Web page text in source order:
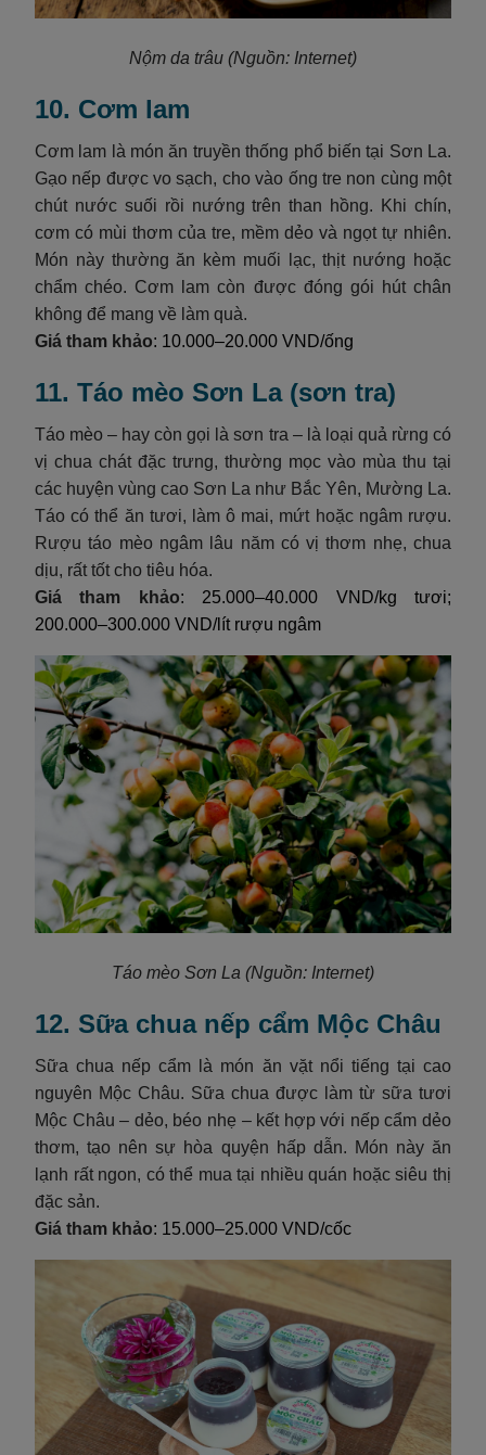
Nộm da trâu (Nguồn: Internet)
10. Cơm lam
Cơm lam là món ăn truyền thống phổ biến tại Sơn La.
Gạo nếp được vo sạch, cho vào ống tre non cùng một
chút nước suối rồi nướng trên than hồng. Khi chín,
cơm có mùi thơm của tre, mềm dẻo và ngọt tự nhiên.
Món này thường ăn kèm muối lạc, thịt nướng hoặc
chẩm chéo. Cơm lam còn được đóng gói hút chân
không để mang về làm quà.
Giá tham khảo: 10.000–20.000 VND/ống
11. Táo mèo Sơn La (sơn tra)
Táo mèo – hay còn gọi là sơn tra – là loại quả rừng có
vị chua chát đặc trưng, thường mọc vào mùa thu tại
các huyện vùng cao Sơn La như Bắc Yên, Mường La.
Táo có thể ăn tươi, làm ô mai, mứt hoặc ngâm rượu.
Rượu táo mèo ngâm lâu năm có vị thơm nhẹ, chua
dịu, rất tốt cho tiêu hóa.
Giá tham khảo: 25.000–40.000 VND/kg tươi;
200.000–300.000 VND/lít rượu ngâm
Táo mèo Sơn La (Nguồn: Internet)
12. Sữa chua nếp cẩm Mộc Châu
Sữa chua nếp cẩm là món ăn vặt nổi tiếng tại cao
nguyên Mộc Châu. Sữa chua được làm từ sữa tươi
Mộc Châu – dẻo, béo nhẹ – kết hợp với nếp cẩm dẻo
thơm, tạo nên sự hòa quyện hấp dẫn. Món này ăn
lạnh rất ngon, có thể mua tại nhiều quán hoặc siêu thị
đặc sản.
Giá tham khảo: 15.000–25.000 VND/cốc